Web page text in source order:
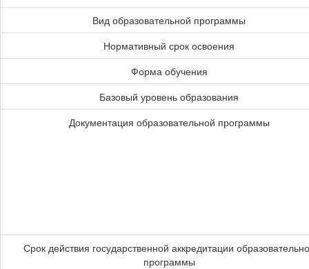
Вид образовательной программы
Нормативный срок освоения
Форма обучения
Базовый уровень образования
Документация образовательной программы
Срок действия государственной аккредитации
программы